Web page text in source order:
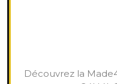
Découvrez la